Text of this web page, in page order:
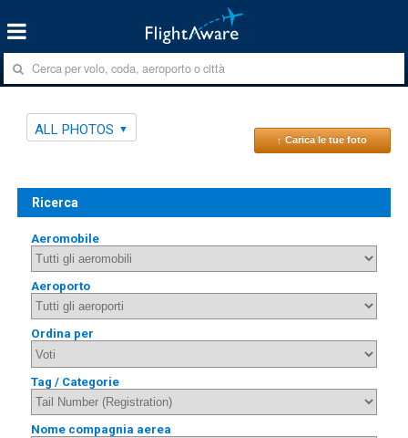
ALL PHOTOS
↑ Carica le tue foto
Ricerca
Aeromobile
Aeroporto
Ordina per
Tag / Categorie
Nome compagnia aerea